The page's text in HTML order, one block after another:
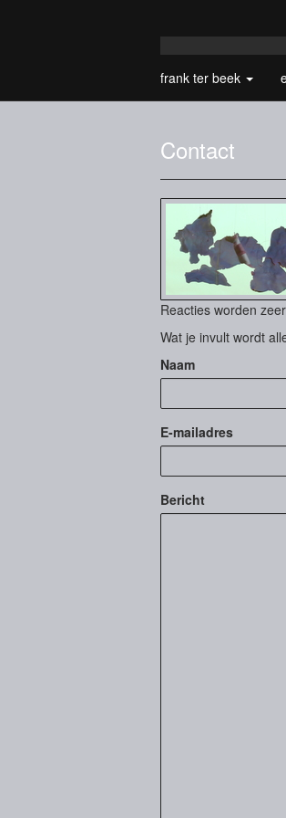
frank ter beek
Contact
Reacties worden
Wat je invult wordt
Naam
E-mailadres
Bericht